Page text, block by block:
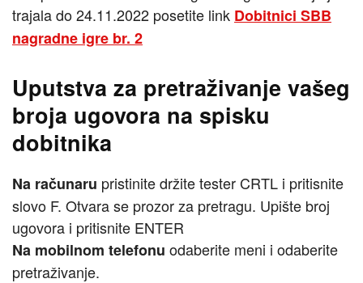
trajala do 24.11.2022 posetite link Dobitnici SBB
nagradne igre br. 2
Uputstva za pretraživanje vašeg
broja ugovora na spisku
dobitnika
Na računaru pristinite držite tester CRTL i pritisnite
slovo F. Otvara se prozor za pretragu. Upište broj
ugovora i pritisnite ENTER
Na mobilnom telefonu odaberite meni i odaberite
pretraživanje.